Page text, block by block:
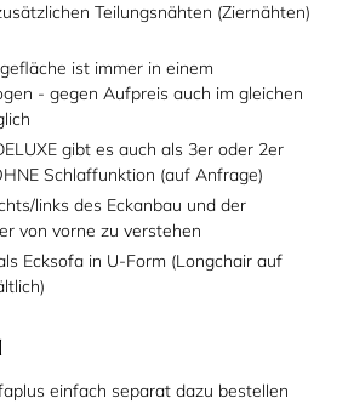
Teilungsnähten (Ziernähten)
ist immer in einem
- gegen Aufpreis auch im gleichen
gibt es auch als 3er oder 2er
Schlaffunktion (auf Anfrage)
links des Eckanbau und der
von vorne zu verstehen
Ecksofa in U-Form (Longchair auf
einfach separat dazu bestellen